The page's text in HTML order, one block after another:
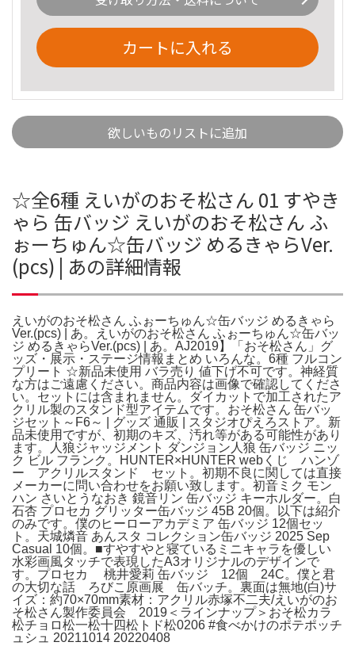
カートに入れる
欲しいものリストに追加
☆全6種 えいがのおそ松さん 01 すやき
ゃら 缶バッジ えいがのおそ松さん ふ
ぉーちゅん☆缶バッジ めるきゃらVer.
(pcs) | あの詳細情報
えいがのおそ松さん ふぉーちゅん☆缶バッジ めるきゃら
Ver.(pcs) | あ。えいがのおそ松さん ふぉーちゅん☆缶バッ
ジ めるきゃらVer.(pcs) | あ。AJ2019】「おそ松さん」グ
ッズ・展示・ステージ情報まとめ いろんな。6種 フルコン
プリート ☆新品未使用 バラ売り 値下げ不可です。神経質
な方はご遠慮ください。商品内容は画像で確認してくださ
い。セットには含まれません。ダイカットで加工されたア
クリル製のスタンド型アイテムです。おそ松さん 缶バッ
ジセット～F6～ | グッズ 通販 | スタジオぴえろストア。新
品未使用ですが、初期のキズ、汚れ等がある可能性があり
ます。人狼ジャッジメント ダンジョン人狼 缶バッジ ニッ
ク ビル フランク。HUNTER×HUNTER webくじ ハンゾ
ー アクリルスタンド セット。初期不良に関しては直接
メーカーに問い合わせをお願い致します。初音ミク モン
ハン さいとうなおき 鏡音リン 缶バッジ キーホルダー。白
石杏 プロセカ グリッター缶バッジ 45B 20個。以下は紹介
のみです。僕のヒーローアカデミア 缶バッジ 12個セッ
ト。天城燐音 あんスタ コレクション缶バッジ 2025 Sep
Casual 10個。■すやすやと寝ているミニキャラを優しい
水彩画風タッチで表現したA3オリジナルのデザインで
す。プロセカ 桃井愛莉 缶バッジ 12個 24C。僕と君
の大切な話 ろびこ原画展 缶バッチ。裏面は無地(白)サ
イズ：約70×70mm素材：アクリル赤塚不二夫/えいがのお
そ松さん製作委員会 2019＜ラインナップ＞おそ松カラ
松チョロ松一松十四松トド松0206 #食べかけのポテポッチ
ュシュ 20211014 20220408